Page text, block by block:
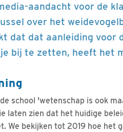
aandacht voor de
over het
dat dat aanleiding voor
bij te zetten, heeft het
school 'wetenschap is ook
laten zien dat het huidige
We bekijken tot 2019 hoe het